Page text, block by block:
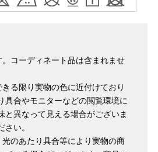
お客様の希望サイズでお仕立て）
コーディネート品は含まれませ
る限り実物の色に近付けており
具合やモニターなどの閲覧環境に
と異なって見える場合がございま
い。
のあたり具合等により実物の商